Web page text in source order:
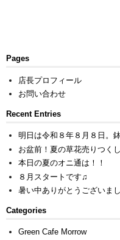
Pages
店長プロフィール
お問い合わせ
Recent Entries
明日は令和８年８月８日。
お盆前！夏の草花売りつく
本日の夏のオニ通は！！
８月スタートです♫
暑い中ありがとうございまし
Categories
Green Cafe Morrow